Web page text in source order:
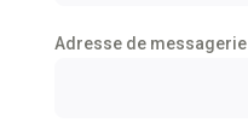
Adresse de messagerie